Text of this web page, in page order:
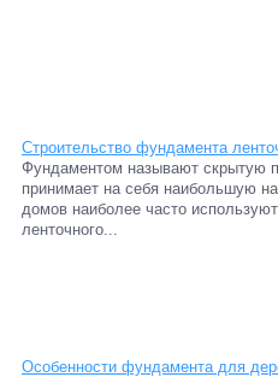
Строительство фундамента
Фундаментом называют скрытую
принимает на себя наибольшую
домов наиболее часто
ленточного...
Особенности фундамента для